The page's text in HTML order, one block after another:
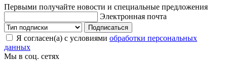
Первыми получайте новости и специальные предложения
Электронная почта
Подписаться
Я согласен(а) с условиями обработки персональных
данных
Мы в соц. сетях